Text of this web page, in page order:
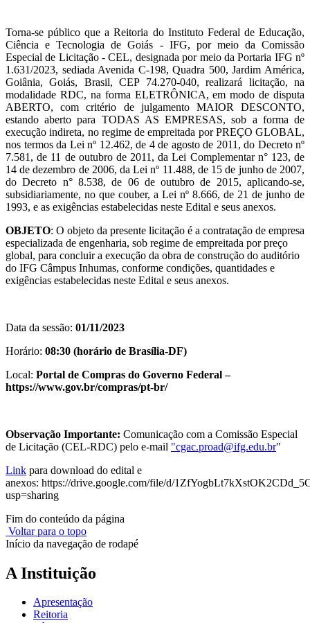
Torna-se público que a Reitoria do Instituto Federal de Educação,
Ciência e Tecnologia de Goiás - IFG, por meio da Comissão
Especial de Licitação - CEL, designada por meio da Portaria IFG nº
1.631/2023, sediada Avenida C-198, Quadra 500, Jardim América,
Goiânia, Goiás, Brasil, CEP 74.270-040, realizará licitação, na
modalidade RDC, na forma ELETRÔNICA, em modo de disputa
ABERTO, com critério de julgamento MAIOR DESCONTO,
estando aberto para TODAS AS EMPRESAS, sob a forma de
execução indireta, no regime de empreitada por PREÇO GLOBAL,
nos termos da Lei nº 12.462, de 4 de agosto de 2011, do Decreto nº
7.581, de 11 de outubro de 2011, da Lei Complementar n° 123, de
14 de dezembro de 2006, da Lei nº 11.488, de 15 de junho de 2007,
do Decreto n° 8.538, de 06 de outubro de 2015, aplicando-se,
subsidiariamente, no que couber, a Lei nº 8.666, de 21 de junho de
1993, e as exigências estabelecidas neste Edital e seus anexos.
OBJETO: O objeto da presente licitação é a contratação de empresa
especializada de engenharia, sob regime de empreitada por preço
global, para concluir a execução da obra de construção do auditório
do IFG Câmpus Inhumas, conforme condições, quantidades e
exigências estabelecidas neste Edital e seus anexos.
Data da sessão: 01/11/2023
Horário: 08:30 (horário de Brasília-DF)
Local: Portal de Compras do Governo Federal –
https://www.gov.br/compras/pt-br/
Observação Importante: Comunicação com a Comissão Especial
de Licitação (CEL-RDC) pelo e-mail "cgac.proad@ifg.edu.br"
Link para download do edital e
anexos: https://drive.google.com/file/d/
usp=sharing
Fim do conteúdo da página
Voltar para o topo
Início da navegação de rodapé
A Instituição
Apresentação
Reitoria